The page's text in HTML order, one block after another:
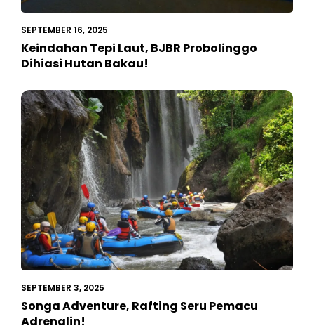
SEPTEMBER 16, 2025
Keindahan Tepi Laut, BJBR Probolinggo
Dihiasi Hutan Bakau!
SEPTEMBER 3, 2025
Songa Adventure, Rafting Seru Pemacu
Adrenalin!